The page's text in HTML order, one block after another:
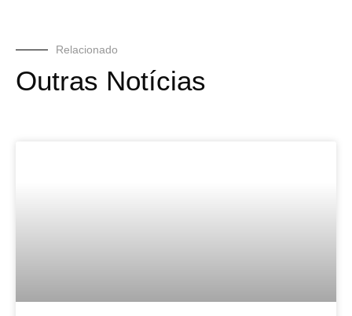
Relacionado
Outras Notícias